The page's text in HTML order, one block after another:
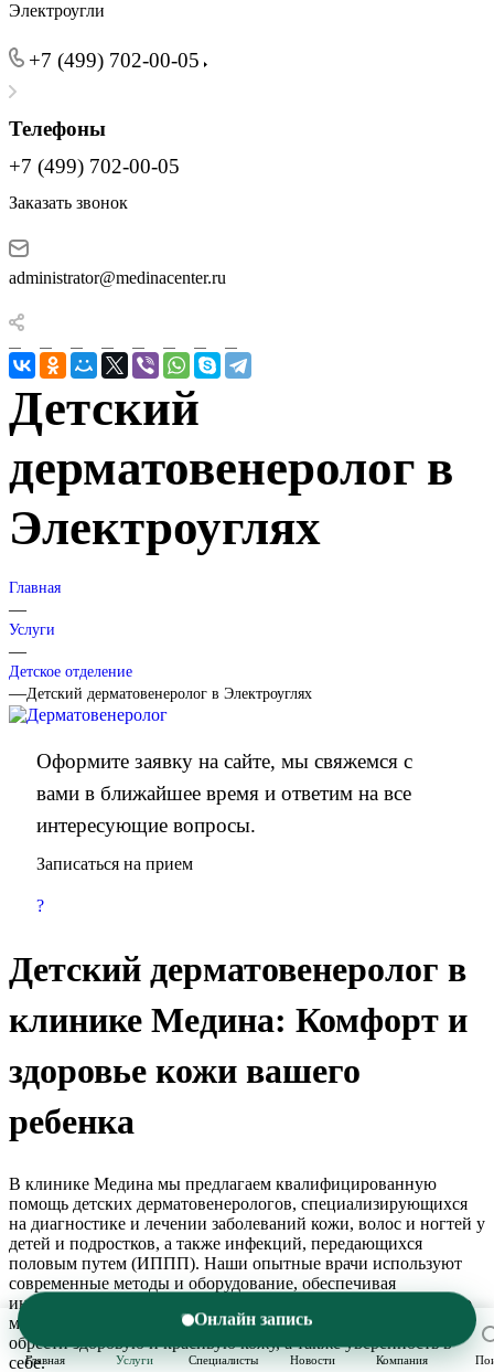
Электроугли
+7 (499) 702-00-05
Телефоны
+7 (499) 702-00-05
Заказать звонок
administrator@medinacenter.ru
Детский
дерматовенеролог в
Электроуглях
Главная
—
Услуги
—
Детское отделение
—Детский дерматовенеролог в Электроуглях
Оформите заявку на сайте, мы свяжемся с
вами в ближайшее время и ответим на все
интересующие вопросы.
Записаться на прием
?
Детский дерматовенеролог в
клинике Медина: Комфорт и
здоровье кожи вашего
ребенка
В клинике Медина мы предлагаем квалифицированную
помощь детских дерматовенерологов, специализирующихся
на диагностике и лечении заболеваний кожи, волос и ногтей у
детей и подростков, а также инфекций, передающихся
половым путем (ИППП). Наши опытные врачи используют
современные методы и оборудование, обеспечивая
индивидуальный подход и комфортные условия для каждого
маленького пациента. Мы стремимся помочь вашему ребенку
обрести здоровую и красивую кожу, а также уверенность в
себе.Главная Услуги Специалисты Новости Компания
Онлайн запись